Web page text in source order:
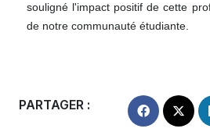
souligné l'impact positif de cette
de notre communauté étudiante.
PARTAGER :